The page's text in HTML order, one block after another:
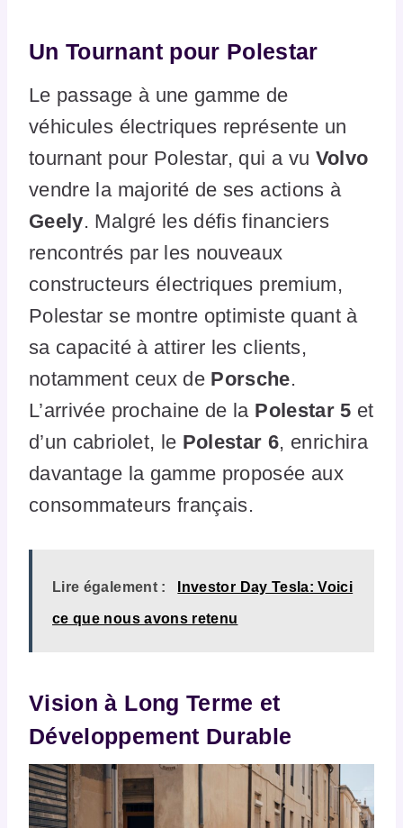
Un Tournant pour Polestar
Le passage à une gamme de
véhicules électriques représente un
tournant pour Polestar, qui a vu Volvo
vendre la majorité de ses actions à
Geely. Malgré les défis financiers
rencontrés par les nouveaux
constructeurs électriques premium,
Polestar se montre optimiste quant à
sa capacité à attirer les clients,
notamment ceux de Porsche.
L’arrivée prochaine de la Polestar 5 et
d’un cabriolet, le Polestar 6, enrichira
davantage la gamme proposée aux
consommateurs français.
Lire également : Investor Day Tesla: Voici
ce que nous avons retenu
Vision à Long Terme et
Développement Durable